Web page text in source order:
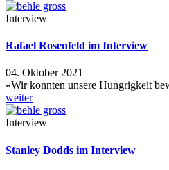
Interview
Rafael Rosenfeld im Interview
04. Oktober 2021
«Wir konnten unsere Hungrigkeit
weiter
Interview
Stanley Dodds im Interview